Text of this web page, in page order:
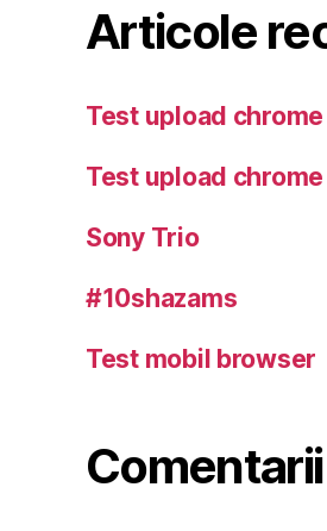
Articole
Test upload chrome
Test upload chrome
Sony Trio
#10shazams
Test mobil browser